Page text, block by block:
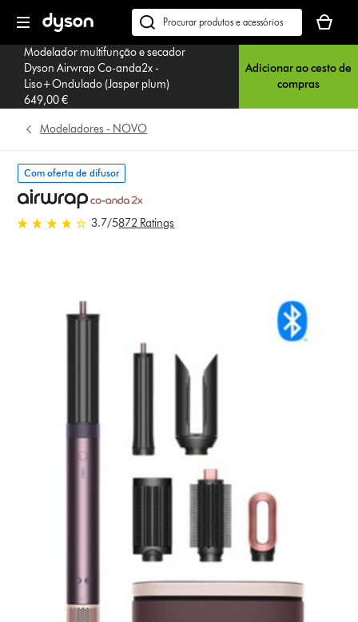
seguinte
Pesquisar
em
dyson.pt
seu
cesto
vazio
Modelador multifunção e secador
Dyson Airwrap Co-anda2x -
Liso+Ondulado (Jasper plum)
649,00 €
Adicionar ao cesto de
compras
Modeladores - NOVO
Com oferta de difusor
3.7 estrelas de 5 em 872 Ratings
3.7/5872 Ratings